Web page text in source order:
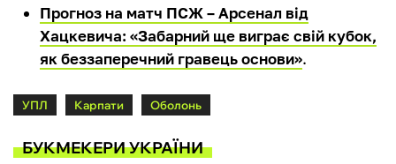
Прогноз на матч ПСЖ – Арсенал від
Хацкевича: «Забарний ще виграє свій кубок,
як беззаперечний гравець основи».
УПЛ Карпати Оболонь
БУКМЕКЕРИ УКРАЇНИ